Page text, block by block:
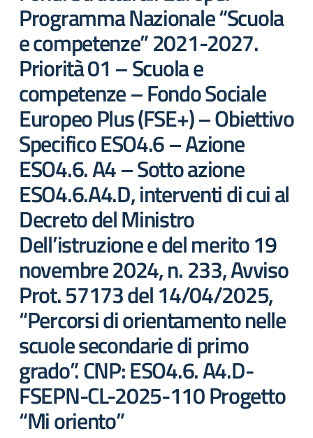
Programma Nazionale “Scuola
e competenze” 2021-2027.
Priorità 01 – Scuola e
competenze – Fondo Sociale
Europeo Plus (FSE+) – Obiettivo
Specifico ESO4.6 – Azione
ESO4.6. A4 – Sotto azione
ESO4.6.A4.D, interventi di cui al
Decreto del Ministro
Dell’istruzione e del merito 19
novembre 2024, n. 233, Avviso
Prot. 57173 del 14/04/2025,
“Percorsi di orientamento nelle
scuole secondarie di primo
grado”. CNP: ESO4.6. A4.D-
FSEPN-CL-2025-110 Progetto
“Mi oriento”